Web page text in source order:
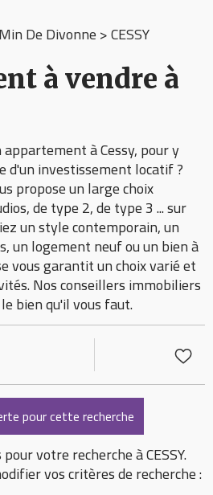
De Divonne>CESSY
à vendre à
à Cessy, pour y
d'un investissement locatif ?
propose un large choix
de type 2, de type 3 ... sur
un style contemporain, un
un logement neuf ou un bien à
vous garantit un choix varié et
Nos conseillers immobiliers
bien qu'il vous faut.
votre recherche à CESSY.
vos critères de recherche :